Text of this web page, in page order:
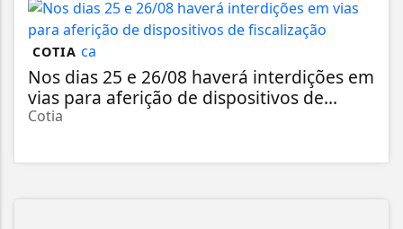
COTIA
Nos dias 25 e 26/08 haverá interdições em
vias para aferição de dispositivos de...
Cotia